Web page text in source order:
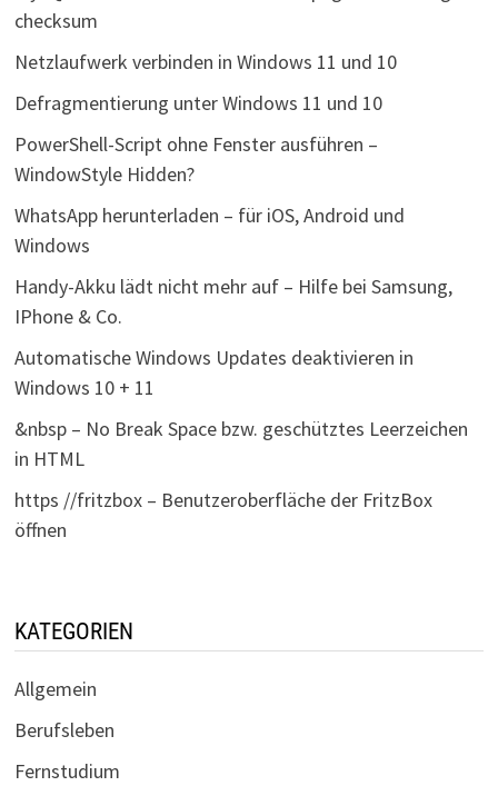
checksum
Netzlaufwerk verbinden in Windows 11 und 10
Defragmentierung unter Windows 11 und 10
PowerShell-Script ohne Fenster ausführen –
WindowStyle Hidden?
WhatsApp herunterladen – für iOS, Android und
Windows
Handy-Akku lädt nicht mehr auf – Hilfe bei Samsung,
IPhone & Co.
Automatische Windows Updates deaktivieren in
Windows 10 + 11
&nbsp – No Break Space bzw. geschütztes Leerzeichen
in HTML
https //fritzbox – Benutzeroberfläche der FritzBox
öffnen
KATEGORIEN
Allgemein
Berufsleben
Fernstudium